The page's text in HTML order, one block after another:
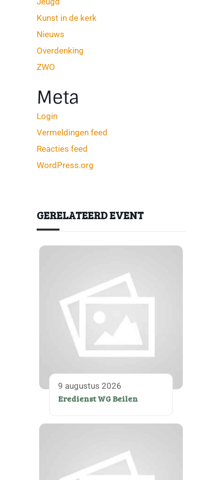
Kunst in de kerk
Nieuws
Overdenking
ZWO
Meta
Login
Vermeldingen feed
Reacties feed
WordPress.org
GERELATEERD EVENT
9 augustus 2026
Eredienst WG Beilen